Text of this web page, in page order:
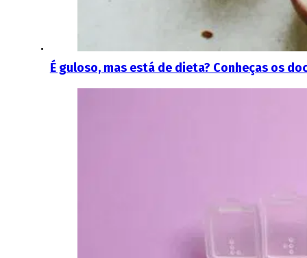
É guloso, mas está de dieta? Conheças os